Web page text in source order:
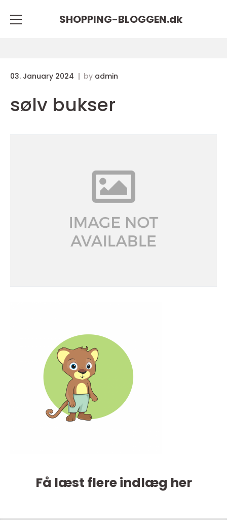
SHOPPING-BLOGGEN.dk
03. January 2024 by admin
sølv bukser
Få læst flere indlæg her